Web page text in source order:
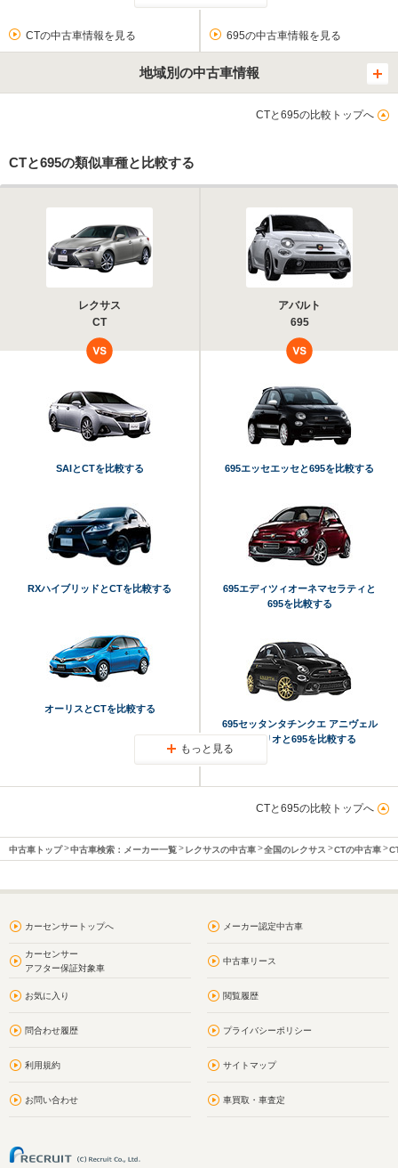
CTの中古車情報を見る 695の中古車情報を見る
地域別の中古車情報
CTと695の比較トップへ
CTと695の類似車種と比較する
レクサス
CT
アバルト
695
SAIとCTを比較する
RXハイブリッドとCTを比較する
オーリスとCTを比較する
695エッセエッセと695を比較する
695エディツィオーネマセラティと
695を比較する
695セッタンタチンクエ アニヴェル
サーリオと695を比較する
もっと見る
CTと695の比較トップへ
中古車トップ 中古車検索：メーカー一覧 レクサスの中古車 全国のレクサス CTの中古車
カーセンサートップへ メーカー認定中古車
カーセンサー
アフター保証対象車
中古車リース
お気に入り 閲覧履歴
問合わせ履歴 プライバシーポリシー
利用規約 サイトマップ
お問い合わせ 車買取・車査定